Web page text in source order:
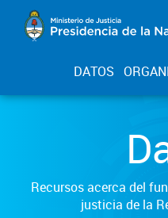
DATOS
Recursos acerca del
justicia de la